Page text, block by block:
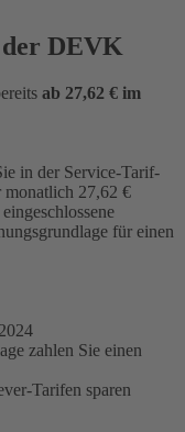
DEVK
ab 27,62 € im
in der Service-Tarif-
monatlich 27,62 €
für einen
zahlen Sie einen
Tarifen sparen